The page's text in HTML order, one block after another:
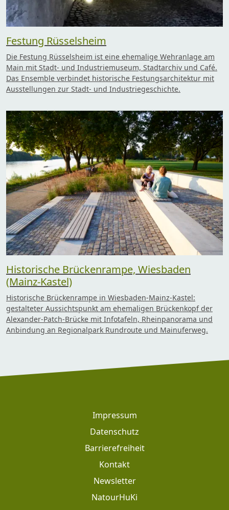
Festung Rüsselsheim
Die Festung Rüsselsheim ist eine ehemalige Wehranlage am
Main mit Stadt- und Industriemuseum, Stadtarchiv und Café.
Das Ensemble verbindet historische Festungsarchitektur mit
Ausstellungen zur Stadt- und Industriegeschichte.
Historische Brückenrampe, Wiesbaden
(Mainz-Kastel)
Historische Brückenrampe in Wiesbaden-Mainz-Kastel:
gestalteter Aussichtspunkt am ehemaligen Brückenkopf der
Alexander-Patch-Brücke mit Infotafeln, Rheinpanorama und
Anbindung an Regionalpark Rundroute und Mainuferweg.
Footer: Meta Navigation
Impressum
Datenschutz
Barrierefreiheit
Kontakt
Newsletter
NatourHuKi